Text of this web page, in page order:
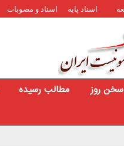
اسناد پایه اسناد و مصوبات
سخن روز مطالب رسیده